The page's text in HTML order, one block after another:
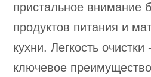
пристальное внимание
продуктов питания и
кухни. Легкость
ключевое